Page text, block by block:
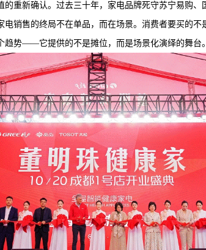
的重新确认。过去三十年，家电品牌死守苏宁易购、
电销售的终局不在单品，而在场景。消费者要买的
趋势——它提供的不是摊位，而是场景化演绎的舞台。